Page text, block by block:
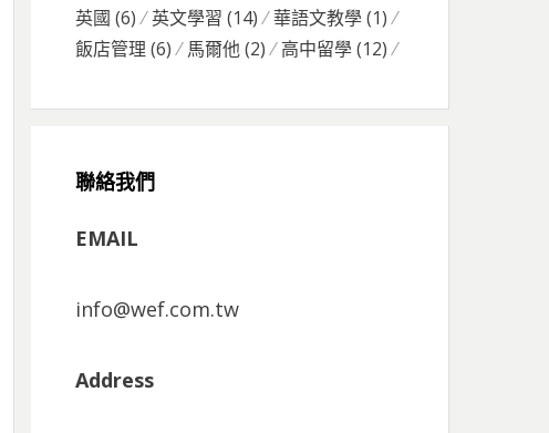
英國 (6) 英文學習 (14) 華語文教學(1)
飯店管理 (6) 馬爾他(2) 高中留學(12)
聯絡我們
EMAIL
info@wef.com.tw
Address